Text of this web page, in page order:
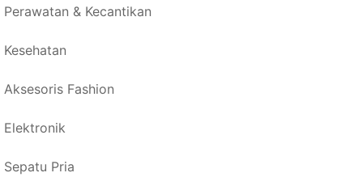
Perawatan & Kecantikan
Kesehatan
Aksesoris Fashion
Elektronik
Sepatu Pria